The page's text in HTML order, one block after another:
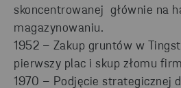
skoncentrowanej głównie na
magazynowaniu.
1952 – Zakup gruntów w
pierwszy plac i skup złomu
1970 – Podjęcie strategicznej